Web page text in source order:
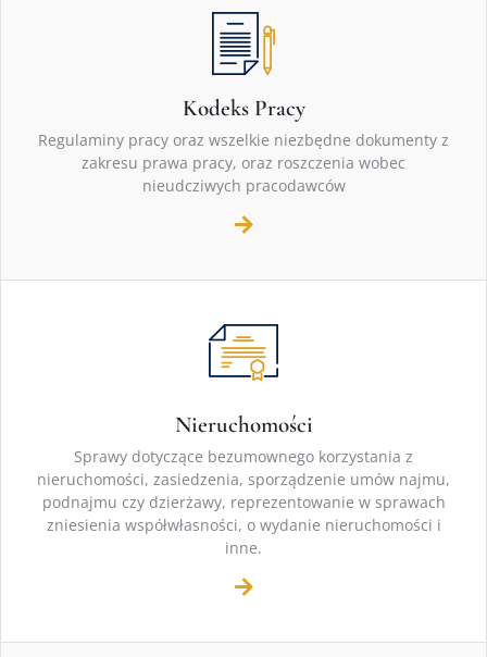
Kodeks Pracy
Regulaminy pracy oraz wszelkie niezbędne dokumenty z
zakresu prawa pracy, oraz roszczenia wobec
nieudcziwych pracodawców
Nieruchomości
Sprawy dotyczące bezumownego korzystania z
nieruchomości, zasiedzenia, sporządzenie umów najmu,
podnajmu czy dzierżawy, reprezentowanie w sprawach
zniesienia współwłasności, o wydanie nieruchomości i
inne.